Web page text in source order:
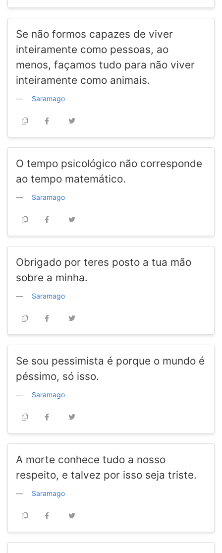
Se não formos capazes de viver
inteiramente como pessoas, ao
menos, façamos tudo para não viver
inteiramente como animais.
Saramago
O tempo psicológico não corresponde
ao tempo matemático.
Saramago
Obrigado por teres posto a tua mão
sobre a minha.
Saramago
Se sou pessimista é porque o mundo é
péssimo, só isso.
Saramago
A morte conhece tudo a nosso
respeito, e talvez por isso seja triste.
Saramago